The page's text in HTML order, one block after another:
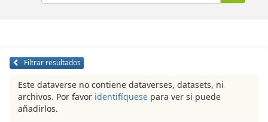
Filtrar resultados
Este dataverse no contiene dataverses, datasets, ni
archivos. Por favor identifíquese para ver si puede
añadirlos.